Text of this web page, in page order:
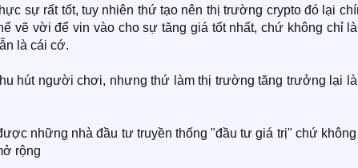
sự rất tốt, tuy nhiên thứ tạo nên thị trường crypto đó lại
vẽ vời để vin vào cho sự tăng giá tốt nhất, chứ không chỉ
là cái cớ.
hút người chơi, nhưng thứ làm thị trường tăng trưởng lại
những nhà đầu tư truyền thống "đầu tư giá trị" chứ
rộng